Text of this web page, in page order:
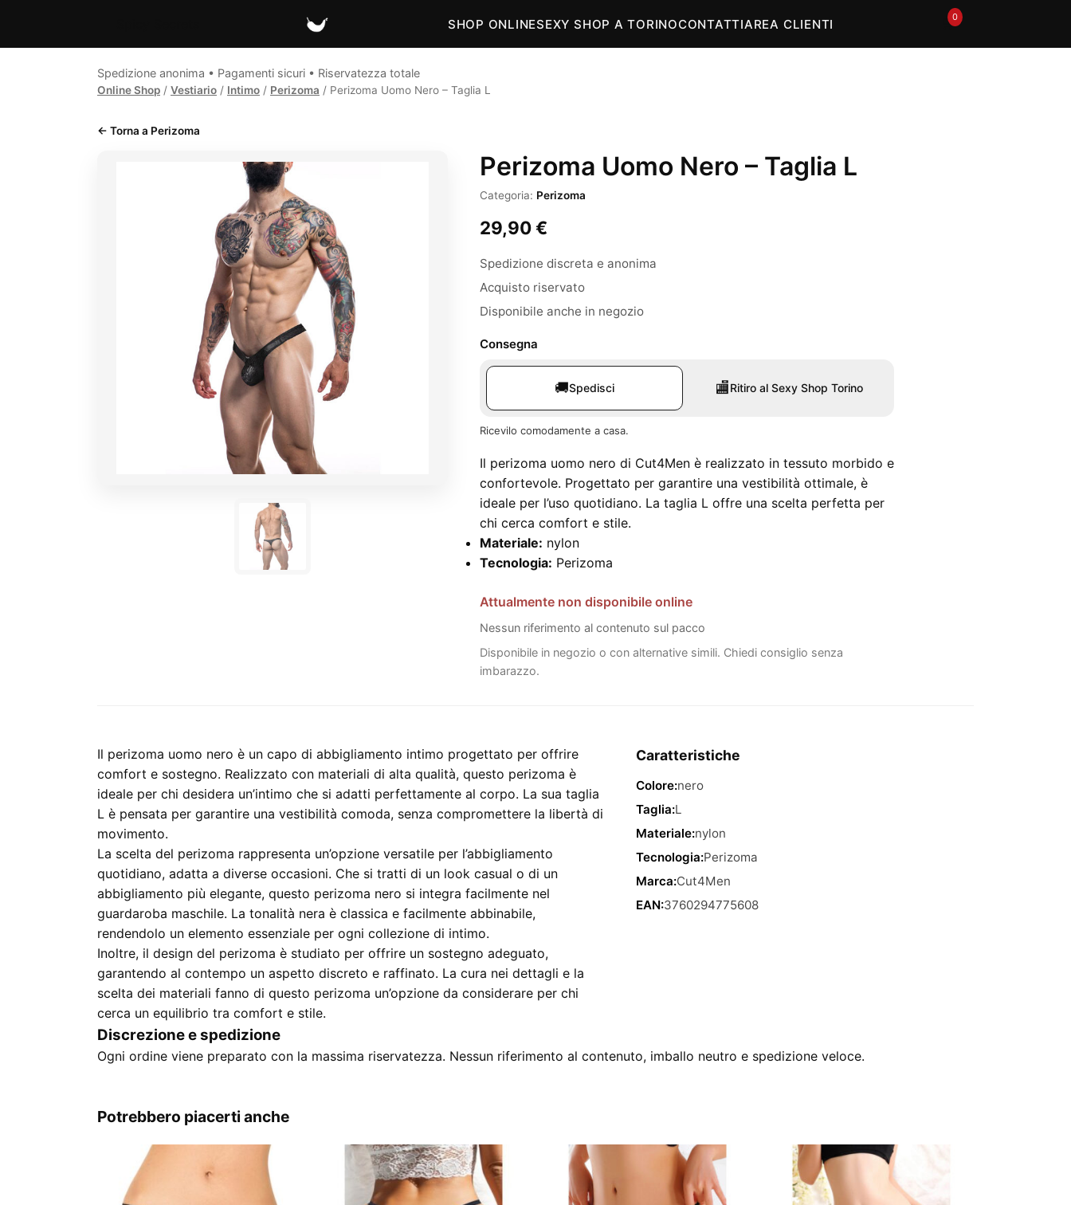
SHOP ONLINESEXY SHOP A TORINOCONTATTIAREA CLIENTI 🛒0
Spedizione anonima • Pagamenti sicuri • Riservatezza totale
Online Shop / Vestiario / Intimo / Perizoma / Perizoma Uomo Nero – Taglia L
← Torna a Perizoma
Perizoma Uomo Nero – Taglia L
Categoria: Perizoma
29,90€
Spedizione discreta e anonima
Acquisto riservato
Disponibile anche in negozio
Consegna
🚚Spedisci 🏬Ritiro al Sexy Shop Torino
Ricevilo comodamente a casa.
Il perizoma uomo nero di Cut4Men è realizzato in tessuto morbido e
confortevole. Progettato per garantire una vestibilità ottimale, è
ideale per l’uso quotidiano. La taglia L offre una scelta perfetta per
chi cerca comfort e stile.
Materiale: nylon
Tecnologia: Perizoma
Attualmente non disponibile online
Nessun riferimento al contenuto sul pacco
Disponibile in negozio o con alternative simili. Chiedi consiglio senza
imbarazzo.
Il perizoma uomo nero è un capo di abbigliamento intimo progettato per offrire
comfort e sostegno. Realizzato con materiali di alta qualità, questo perizoma è
ideale per chi desidera un’intimo che si adatti perfettamente al corpo. La sua taglia
L è pensata per garantire una vestibilità comoda, senza compromettere la libertà di
movimento.
La scelta del perizoma rappresenta un’opzione versatile per l’abbigliamento
quotidiano, adatta a diverse occasioni. Che si tratti di un look casual o di un
abbigliamento più elegante, questo perizoma nero si integra facilmente nel
guardaroba maschile. La tonalità nera è classica e facilmente abbinabile,
rendendolo un elemento essenziale per ogni collezione di intimo.
Inoltre, il design del perizoma è studiato per offrire un sostegno adeguato,
garantendo al contempo un aspetto discreto e raffinato. La cura nei dettagli e la
scelta dei materiali fanno di questo perizoma un’opzione da considerare per chi
cerca un equilibrio tra comfort e stile.
Caratteristiche
Colore:nero
Taglia:L
Materiale:nylon
Tecnologia:Perizoma
Marca:Cut4Men
EAN:3760294775608
Discrezione e spedizione
Ogni ordine viene preparato con la massima riservatezza. Nessun riferimento al contenuto, imballo neutro e spedizione veloce.
Potrebbero piacerti anche